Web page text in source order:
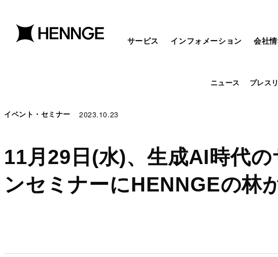
サービス インフォメーション 会社
ニュース プレス
イベント・セミナー 2023.10.23
11月29日(水)、生成AI時代
ンセミナーにHENNGEの林